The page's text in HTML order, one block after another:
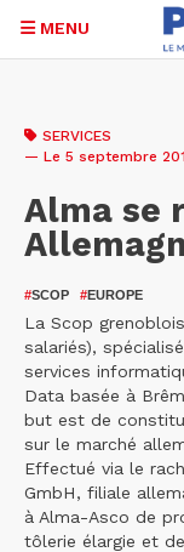
contenu
MENU
SERVICES
— Le 5 septembre
Alma se
#SCOP #EUROPE
La Scop
salariés),
services
Data basée à
but est de
sur le marché
Effectué via le
GmbH, filiale
à Alma-Asco de
tôlerie élargie et